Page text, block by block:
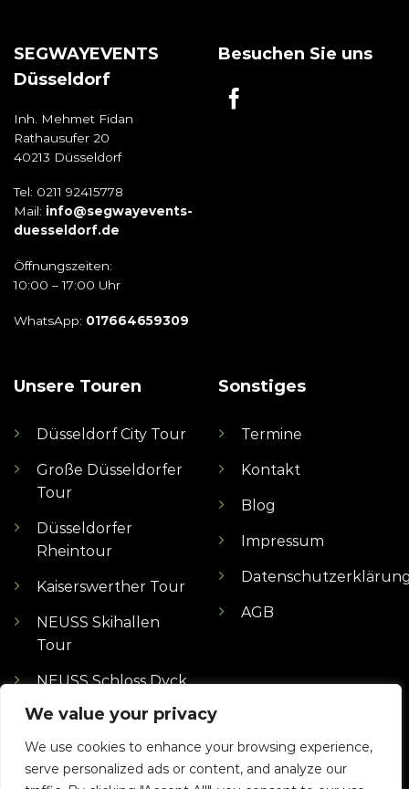
We value your privacy
We use cookies to enhance your browsing experience,
serve personalized ads or content, and analyze our
SEGWAYEVENTS
Düsseldorf
Inh. Mehmet Fidan
Rathausufer 20
40213 Düsseldorf
Tel: 0211 92415778
Mail: info@segwayevents-
duesseldorf.de
Öffnungszeiten:
10:00 – 17:00 Uhr
WhatsApp: 017664659309
Besuchen Sie uns
Unsere Touren
Düsseldorf City Tour
Große Düsseldorfer
Tour
Düsseldorfer
Rheintour
Kaiserswerther Tour
NEUSS Skihallen
Tour
NEUSS Schloss Dyck
Tour
MÖNCHENGLADBACH
Borussen Tour
Sonstiges
Termine
Kontakt
Blog
Impressum
AGB